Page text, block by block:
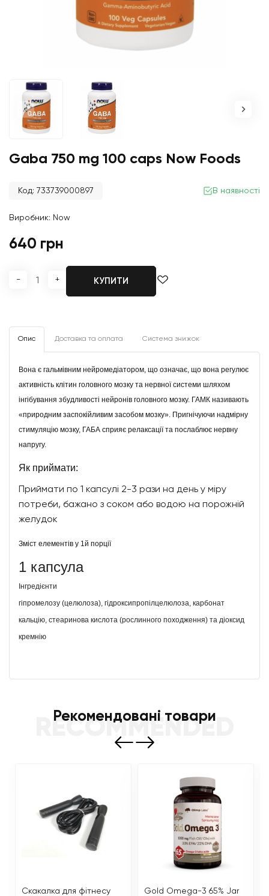
Gaba 750 mg 100 caps Now Foods
Код: 733739000897 В наявності
Виробник: Now
640 грн
- + КУПИТИ
Опис Доставка та оплата Система знижок
Вона є гальмівним нейромедіатором, що означає, що вона регулює
активність клітин головного мозку та нервної системи шляхом
інгібування збудливості нейронів головного мозку. ГАМК називають
«природним заспокійливим засобом мозку». Пригнічуючи надмірну
стимуляцію мозку, ГАБА сприяє релаксації та послаблює нервну
напругу.
Як приймати:
Приймати по 1 капсулі 2-3 рази на день у міру
потреби, бажано з соком або водою на порожній
желудок
Зміст елементів у 1й порції
1 капсула
Інгредієнти
гіпромелозу (целюлоза), гідроксипропілцелюлоза, карбонат
кальцію, стеаринова кислота (рослинного походження) та діоксид
кремнію
RECOMMENDED
Рекомендовані товари
Скакалка для фітнесу
Gold Omega-3 65% Jar